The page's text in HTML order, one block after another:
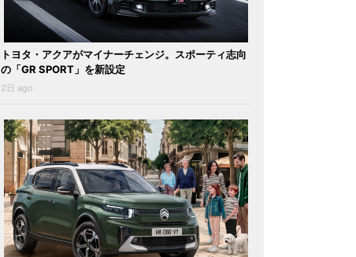
トヨタ・アクアがマイナーチェンジ。スポーティ志向
の「GR SPORT」を新設定
2日 ago